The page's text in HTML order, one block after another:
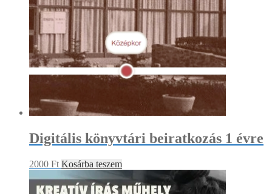
Digitális könyvtári beiratkozás 1 évre
2000 Ft Kosárba teszem